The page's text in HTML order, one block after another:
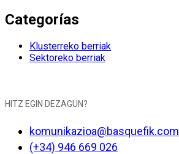
Categorías
Klusterreko berriak
Sektoreko berriak
HITZ EGIN DEZAGUN?
komunikazioa@basquefik.com
(+34) 946 669 026